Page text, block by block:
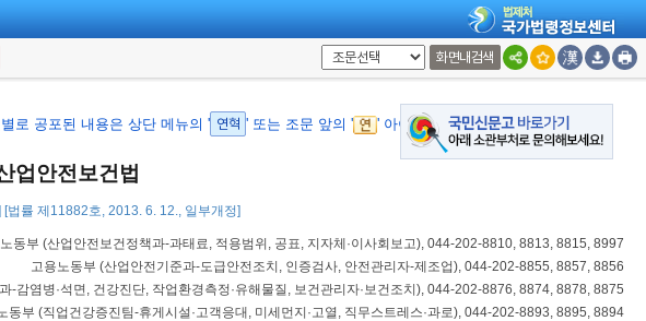
화면내검색
로 공포된 내용은 상단 메뉴의 ' 연혁 ' 또는 조문 앞의 ' ' 아이콘을 통해 확인할 수 있습니다.
업안전보건법
[법률 제11882호, 2013. 6. 12., 일부개정]
동부 (산업안전보건정책과-과태료, 적용범위, 공표, 지자체·이사회보고), 044-202-8810, 8813, 8815, 8997
고용노동부 (산업안전기준과-도급안전조치, 인증검사, 안전관리자-제조업), 044-202-8855, 8857, 8856
-감염병·석면, 건강진단, 작업환경측정·유해물질, 보건관리자·보건조치 ), 044-202-8876, 8874, 8878, 8875
동부 (직업건강증진팀-휴게시설·고객응대, 미세먼지·고열, 직무스트레스·과로), 044-202-8893, 8895, 8894